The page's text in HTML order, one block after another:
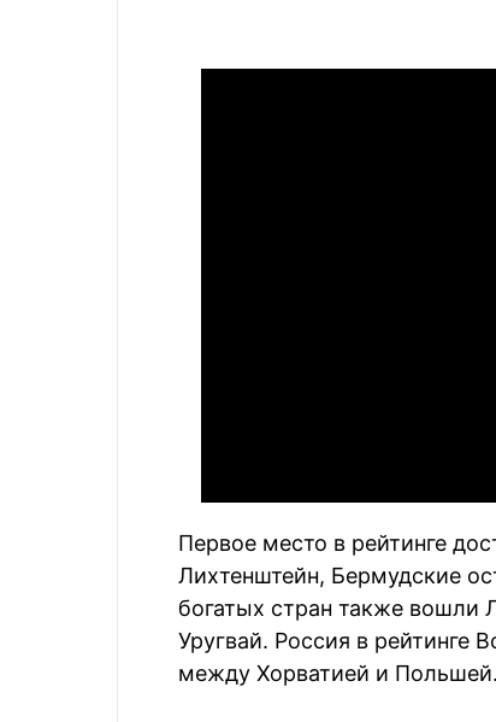
Первое место в рейтинге
Лихтенштейн, Бермудские
богатых стран также вошли
Уругвай. Россия в рейтинге
между Хорватией и Польшей.